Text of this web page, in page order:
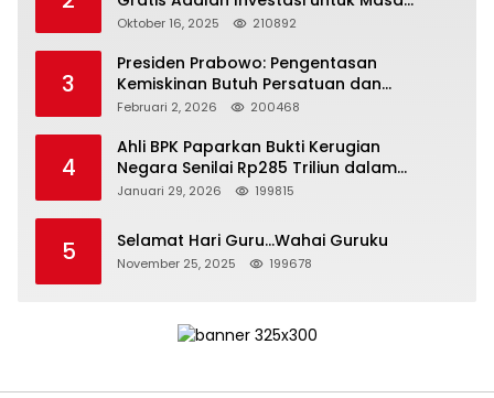
Depan Bangsa
Oktober 16, 2025 210892
3
Presiden Prabowo: Pengentasan
Kemiskinan Butuh Persatuan dan
Kepemimpinan yang Bertanggung Jawab
Februari 2, 2026 200468
4
Ahli BPK Paparkan Bukti Kerugian
Negara Senilai Rp285 Triliun dalam
Persidangan Korupsi PT Pertamina
Januari 29, 2026 199815
5 Selamat Hari Guru…Wahai Guruku
November 25, 2025 199678